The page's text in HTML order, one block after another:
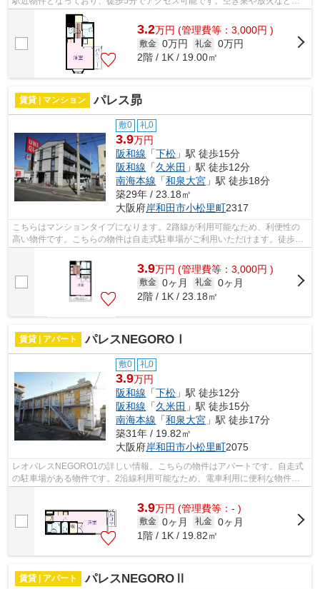
防犯面で優れているマンションタイプの...
3.2万円 (管理費等：3,000円 )
敷金 0万円 礼金 0万円
2階 / 1K / 19.00㎡
賃貸 | マンション パレス昴
敷0 礼0
3.9万円
阪和線 「下松 」駅 徒歩15分
阪和線 「久米田 」駅 徒歩12分
南海本線 「和泉大宮 」駅 徒歩18分
築29年 / 23.18㎡
大阪府岸和田市小松里町2317
こちらはマンションタイプになります。2路線が利用可能なため、利便性の
高い物件です。こちらの物件は自走式駐車場がご利用いただけます。徒歩15
3.9万円 (管理費等：3,000円 )
敷金 0ヶ月 礼金 0ヶ月
2階 / 1K / 23.18㎡
賃貸 | アパート パレスNEGOROⅠ
敷0 礼0
3.9万円
阪和線 「下松 」駅 徒歩12分
阪和線 「久米田 」駅 徒歩15分
南海本線 「和泉大宮 」駅 徒歩17分
築31年 / 19.82㎡
大阪府岸和田市小松里町2075
レオパレスNEGORO1の詳しい情報。こちらの物件はアパートです。自走式
の駐車場がある物件です。2沿線利用可能なため、電車利用に便利な物件で
3.9万円 (管理費等：- )
敷金 0ヶ月 礼金 0ヶ月
1階 / 1K / 19.82㎡
賃貸 | アパート パレスNEGOROⅡ